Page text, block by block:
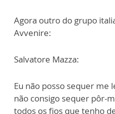
Agora outro do grupo
Avvenire:
Salvatore Mazza:
Eu não posso sequer me
não consigo sequer pôr-
todos os fios que tenho